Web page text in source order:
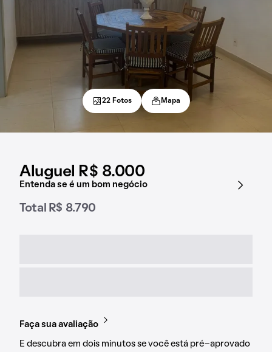
Aluguel R$ 8.000
Entenda se é um bom negócio
Total R$ 8.790
Faça sua avaliação
E descubra em dois minutos se você está pré-aprovado
22 Fotos Mapa